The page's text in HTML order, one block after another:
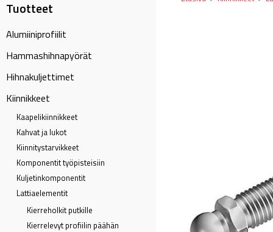
Tuotteet
Alumiiniprofiilit
Hammashihnapyörät
Hihnakuljettimet
Kiinnikkeet
Kaapeli­kiinnikkeet
Kahvat ja lukot
Kiinnitystarvikkeet
Komponentit työpisteisiin
Kuljetin­komponentit
Lattia­elementit
Kierreholkit putkille
Kierrelevyt profiilin päähän